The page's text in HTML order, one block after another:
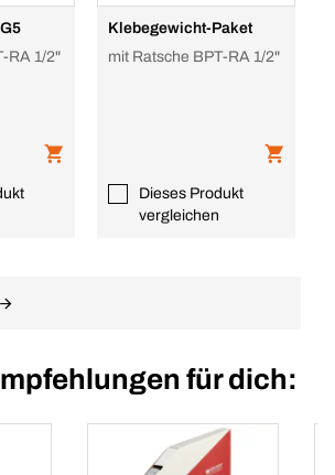
RA 1/2"
Klebegewicht-Paket
mit Ratsche BPT-RA 1/2"
Dieses Produkt
vergleichen
für dich: